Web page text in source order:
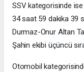
SSV kategorisinde
34 saat 59 dakika 39
Durmaz-Onur Altan
Şahin ekibi üçüncü
Otomobil